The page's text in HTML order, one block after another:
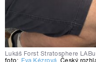
Lukáš Forst Stratosphere
foto: Eva Kézrová Český